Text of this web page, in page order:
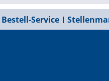
Bestell-Service